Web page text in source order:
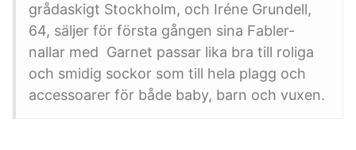
grådaskigt Stockholm, och Iréne Grundell,
64, säljer för första gången sina Fabler-
nallar med Garnet passar lika bra till roliga
och smidig sockor som till hela plagg och
accessoarer för både baby, barn och vuxen.